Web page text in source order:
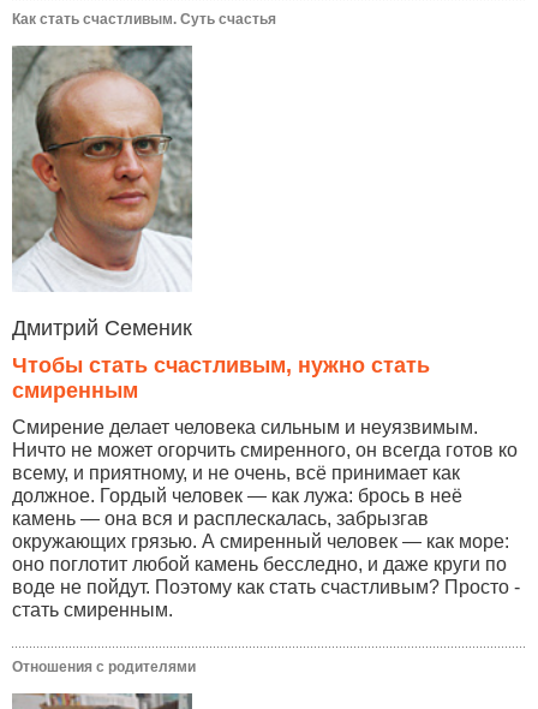
Как стать счастливым. Суть счастья
Дмитрий Семеник
Чтобы стать счастливым, нужно стать
смиренным
Смирение делает человека сильным и неуязвимым.
Ничто не может огорчить смиренного, он всегда готов ко
всему, и приятному, и не очень, всё принимает как
должное. Гордый человек — как лужа: брось в неё
камень — она вся и расплескалась, забрызгав
окружающих грязью. А смиренный человек — как море:
оно поглотит любой камень бесследно, и даже круги по
воде не пойдут. Поэтому как стать счастливым? Просто -
стать смиренным.
Отношения с родителями